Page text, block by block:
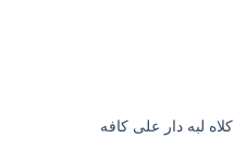
کلاه لبه دار علی کافه